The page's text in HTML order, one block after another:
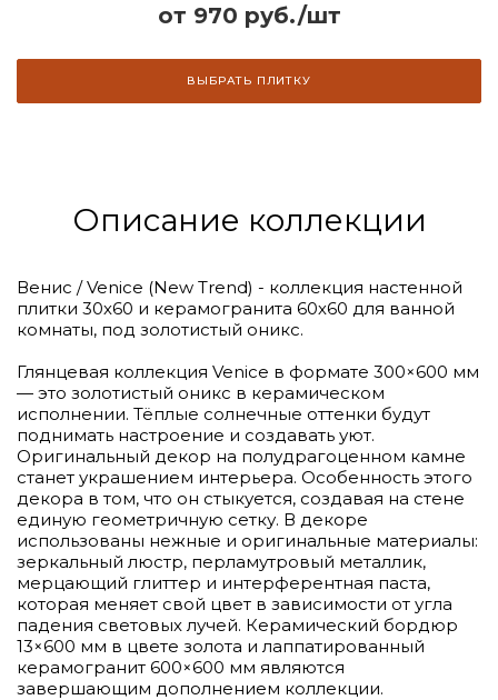
от 970 руб./шт
ВЫБРАТЬ ПЛИТКУ
Описание коллекции
Венис / Venice (New Trend) - коллекция настенной
плитки 30х60 и керамогранита 60х60 для ванной
комнаты, под золотистый оникс.
Глянцевая коллекция Venice в формате 300×600 мм
— это золотистый оникс в керамическом
исполнении. Тёплые солнечные оттенки будут
поднимать настроение и создавать уют.
Оригинальный декор на полудрагоценном камне
станет украшением интерьера. Особенность этого
декора в том, что он стыкуется, создавая на стене
единую геометричную сетку. В декоре
использованы нежные и оригинальные материалы:
зеркальный люстр, перламутровый металлик,
мерцающий глиттер и интерферентная паста,
которая меняет свой цвет в зависимости от угла
падения световых лучей. Керамический бордюр
13×600 мм в цвете золота и лаппатированный
керамогранит 600×600 мм являются
завершающим дополнением коллекции.